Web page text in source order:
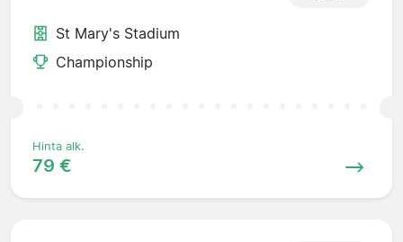
St Mary's Stadium
Championship
Hinta alk.
79 €